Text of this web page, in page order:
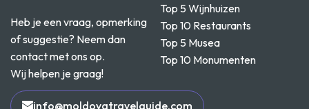
Heb je een vraag, opmerking
of suggestie? Neem dan
contact met ons op.
Wij helpen je graag!
info@moldovatravelguide.com
Top 5 Wijnhuizen
Top 10 Restaurants
Top 5 Musea
Top 10 Monumenten